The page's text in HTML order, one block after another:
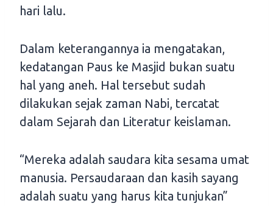
hari lalu.
Dalam keterangannya ia mengatakan,
kedatangan Paus ke Masjid bukan suatu
hal yang aneh. Hal tersebut sudah
dilakukan sejak zaman Nabi, tercatat
dalam Sejarah dan Literatur keislaman.
“Mereka adalah saudara kita sesama umat
manusia. Persaudaraan dan kasih sayang
adalah suatu yang harus kita tunjukan”